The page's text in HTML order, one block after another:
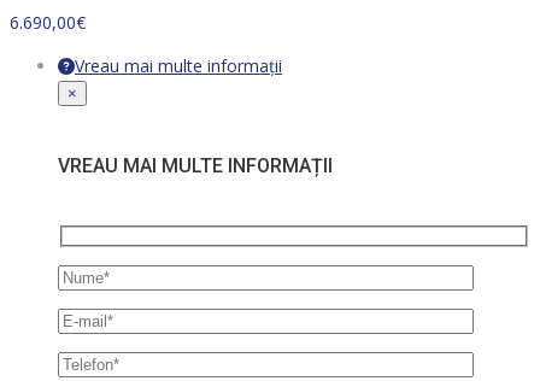
6.690,00€
Vreau mai multe informații
×
VREAU MAI MULTE INFORMAȚII